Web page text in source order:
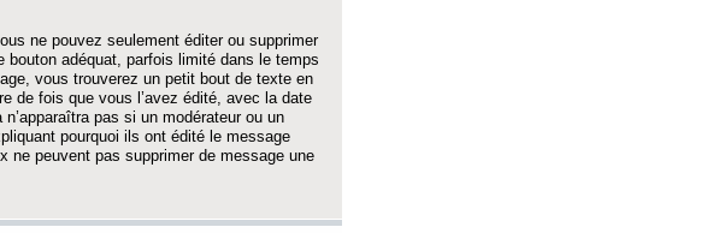
ne pouvez seulement éditer ou supprimer
adéquat, parfois limité dans le temps
vous trouverez un petit bout de texte en
de fois que vous l’avez édité, avec la date
pas si un modérateur ou un
pourquoi ils ont édité le message
ne peuvent pas supprimer de message une